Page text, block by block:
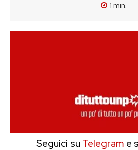
1 min.
Seguici su Telegram e